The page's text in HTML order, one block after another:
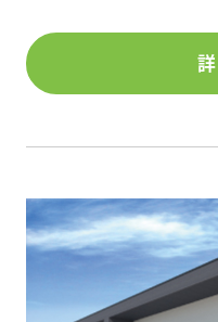
グ」
広さを活かして「本
「様々なワークショ
リビングの延長とし
と屋外をつなぐイン
またリビングにつなが